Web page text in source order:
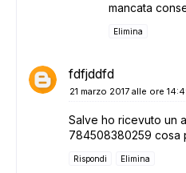
mancata
Elimina
fdfjddfd
21 marzo 2017 alle ore
Salve ho ricevuto un
784508380259 cosa
Rispondi Elimina